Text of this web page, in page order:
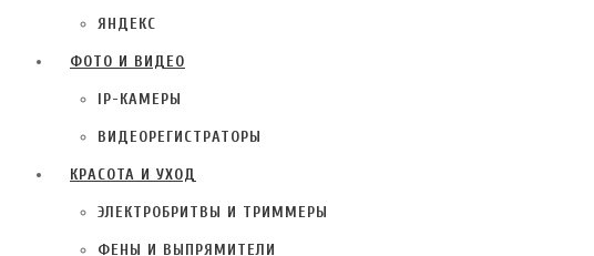
ЯНДЕКС
ФОТО И ВИДЕО
IP-КАМЕРЫ
ВИДЕОРЕГИСТРАТОРЫ
КРАСОТА И УХОД
ЭЛЕКТРОБРИТВЫ И ТРИММЕРЫ
ФЕНЫ И ВЫПРЯМИТЕЛИ